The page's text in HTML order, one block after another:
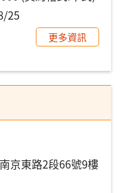
25
更多資訊
京東路2段66號9樓